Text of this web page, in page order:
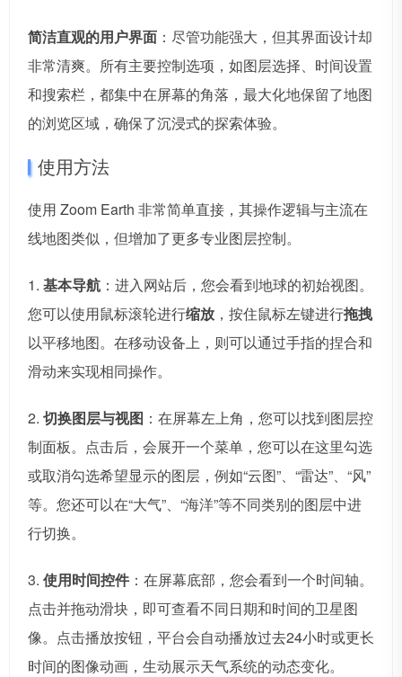
简洁直观的用户界面 ：尽管功能强大，但其界面设计却
非常清爽。所有主要控制选项，如图层选择、时间设置
和搜索栏，都集中在屏幕的角落，最大化地保留了地图
的浏览区域，确保了沉浸式的探索体验。
使用方法
使用 Zoom Earth 非常简单直接，其操作逻辑与主流在
线地图类似，但增加了更多专业图层控制。
1. 基本导航 ：进入网站后，您会看到地球的初始视图。
您可以使用鼠标滚轮进行缩放 ，按住鼠标左键进行拖拽
以平移地图。在移动设备上，则可以通过手指的捏合和
滑动来实现相同操作。
2. 切换图层与视图 ：在屏幕左上角，您可以找到图层控
制面板。点击后，会展开一个菜单，您可以在这里勾选
或取消勾选希望显示的图层，例如“云图”、“雷达”、“风”
等。您还可以在“大气”、“海洋”等不同类别的图层中进
行切换。
3. 使用时间控件：在屏幕底部，您会看到一个时间轴。
点击并拖动滑块，即可查看不同日期和时间的卫星图
像。点击播放按钮，平台会自动播放过去24小时或更长
时间的图像动画，生动展示天气系统的动态变化。